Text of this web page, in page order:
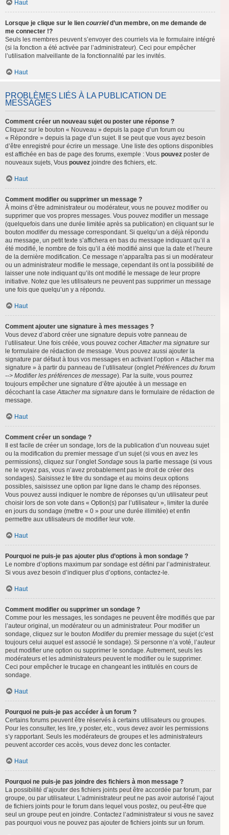
Haut
Lorsque je clique sur le lien courrield’un membre, on me demande de
me connecter !?
Seuls les membres peuvent s’envoyer des courriels via le formulaire intégré
(si la fonction a été activée par l’administrateur). Ceci pour empêcher
l’utilisation malveillante de la fonctionnalité par les invités.
Haut
PROBLÈMES LIÉS À LA PUBLICATION DE
MESSAGES
Comment créer un nouveau sujet ou poster une réponse ?
Cliquez sur le bouton « Nouveau » depuis la page d’un forum ou
« Répondre » depuis la page d’un sujet. Il se peut que vous ayez besoin
d’être enregistré pour écrire un message. Une liste des options disponibles
est affichée en bas de page des forums, exemple : Vous pouvez poster de
nouveaux sujets, Vous pouvez joindre des fichiers, etc.
Haut
Comment modifier ou supprimer un message ?
À moins d’être administrateur ou modérateur, vous ne pouvez modifier ou
supprimer que vos propres messages. Vous pouvez modifier un message
(quelquefois dans une durée limitée après sa publication) en cliquant sur le
bouton modifierdu message correspondant. Si quelqu’un a déjà répondu
au message, un petit texte s’affichera en bas du message indiquant qu’il a
été modifié, le nombre de fois qu’il a été modifié ainsi que la date et l’heure
de la dernière modification. Ce message n’apparaîtra pas si un modérateur
ou un administrateur modifie le message, cependant ils ont la possibilité de
laisser une note indiquant qu’ils ont modifié le message de leur propre
initiative. Notez que les utilisateurs ne peuvent pas supprimer un message
une fois que quelqu’un y a répondu.
Haut
Comment ajouter une signature à mes messages ?
Vous devez d’abord créer une signature depuis votre panneau de
l’utilisateur. Une fois créée, vous pouvez cocherAttacher ma signature sur
le formulaire de rédaction de message. Vous pouvez aussi ajouter la
signature par défaut à tous vos messages en activant l’option « Attacher ma
signature » à partir du panneau de l’utilisateur (ongletPréférences du forum
--> Modifier les préférences de message). Par la suite, vous pourrez
toujours empêcher une signature d’être ajoutée à un message en
décochant la caseAttacher ma signature dans le formulaire de rédaction de
message.
Haut
Comment créer un sondage ?
Il est facile de créer un sondage, lors de la publication d’un nouveau sujet
ou la modification du premier message d’un sujet (si vous en avez les
permissions), cliquez sur l’ongletSondage sous la partie message (si vous
ne le voyez pas, vous n’avez probablement pas le droit de créer des
sondages). Saisissez le titre du sondage et au moins deux options
possibles, saisissez une option par ligne dans le champ des réponses.
Vous pouvez aussi indiquer le nombre de réponses qu’un utilisateur peut
choisir lors de son vote dans « Option(s) par l’utilisateur », limiter la durée
en jours du sondage (mettre « 0 » pour une durée illimitée) et enfin
permettre aux utilisateurs de modifier leur vote.
Haut
Pourquoi ne puis-je pas ajouter plus d’options à mon sondage ?
Le nombre d’options maximum par sondage est défini par l’administrateur.
Si vous avez besoin d’indiquer plus d’options, contactez-le.
Haut
Comment modifier ou supprimer un sondage ?
Comme pour les messages, les sondages ne peuvent être modifiés que par
l’auteur original, un modérateur ou un administrateur. Pour modifier un
sondage, cliquez sur le bouton Modifierdu premier message du sujet (c’est
toujours celui auquel est associé le sondage). Si personne n’a voté, l’auteur
peut modifier une option ou supprimer le sondage. Autrement, seuls les
modérateurs et les administrateurs peuvent le modifier ou le supprimer.
Ceci pour empêcher le trucage en changeant les intitulés en cours de
sondage.
Haut
Pourquoi ne puis-je pas accéder à un forum ?
Certains forums peuvent être réservés à certains utilisateurs ou groupes.
Pour les consulter, les lire, y poster, etc., vous devez avoir les permissions
s’y rapportant. Seuls les modérateurs de groupes et les administrateurs
peuvent accorder ces accès, vous devez donc les contacter.
Haut
Pourquoi ne puis-je pas joindre des fichiers à mon message ?
La possibilité d’ajouter des fichiers joints peut être accordée par forum, par
groupe, ou par utilisateur. L’administrateur peut ne pas avoir autorisé l’ajout
de fichiers joints pour le forum dans lequel vous postez, ou peut-être que
seul un groupe peut en joindre. Contactez l’administrateur si vous ne savez
pas pourquoi vous ne pouvez pas ajouter de fichiers joints sur un forum.